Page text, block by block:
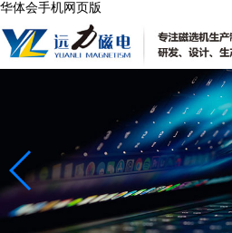
华体会手机网页版